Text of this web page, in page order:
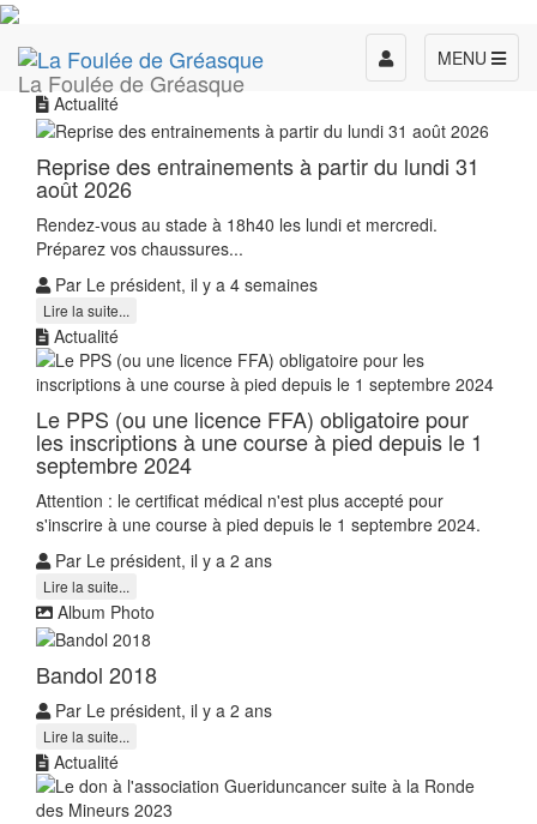
La Foulée de Gréasque
MENU
Toggle
navigation
Actualité
Reprise des entrainements à partir du lundi 31
août 2026
Rendez-vous au stade à 18h40 les lundi et mercredi.
Préparez vos chaussures...
Par Le président, il y a 4 semaines
Lire la suite...
Actualité
Le PPS (ou une licence FFA) obligatoire pour
les inscriptions à une course à pied depuis le 1
septembre 2024
Attention : le certificat médical n'est plus accepté pour
s'inscrire à une course à pied depuis le 1 septembre 2024.
Par Le président, il y a 2 ans
Lire la suite...
Album Photo
Bandol 2018
Par Le président, il y a 2 ans
Lire la suite...
Actualité